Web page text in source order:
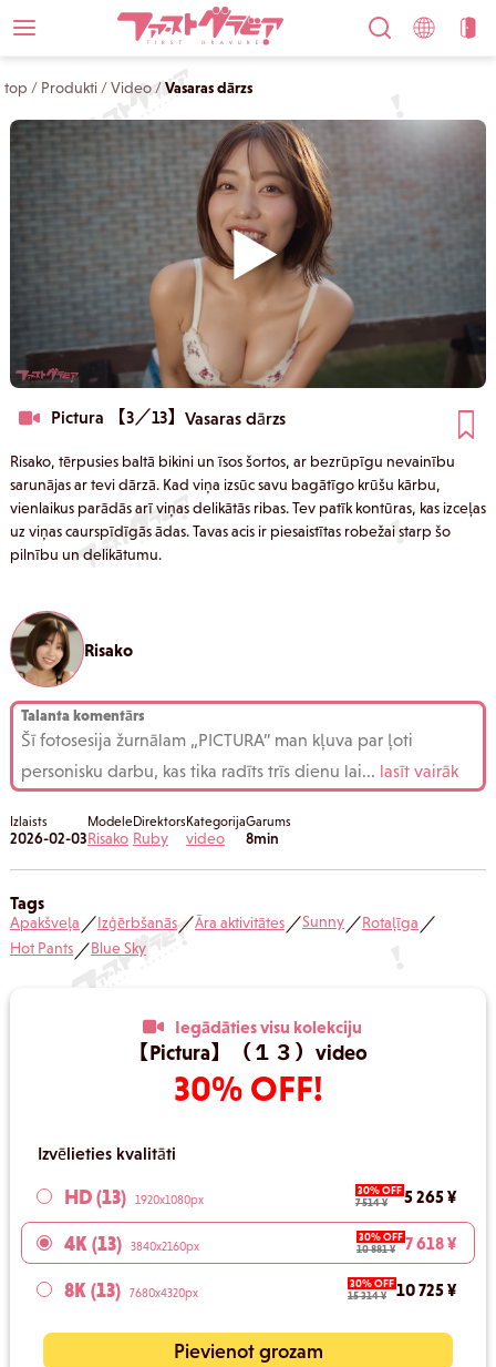
top / Produkti /Video/Vasaras dārzs
Pictura 【3／13】 Vasaras dārzs
Risako, tērpusies baltā bikini un īsos šortos, ar bezrūpīgu nevainību
sarunājas ar tevi dārzā. Kad viņa izsūc savu bagātīgo krūšu kārbu,
vienlaikus parādās arī viņas delikātās ribas. Tev patīk kontūras, kas izceļas
uz viņas caurspīdīgās ādas. Tavas acis ir piesaistītas robežai starp šo
pilnību un delikātumu.
Risako
Talanta komentārs
Šī fotosesija žurnālam „PICTURA” man kļuva par ļoti
personisku darbu, kas tika radīts trīs dienu lai... lasīt vairāk
Izlaists
2026-02-03
Modele
Risako
Direktors
Ruby
Kategorija
video
Garums
8min
Tags
Apakšveļa／Izģērbšanās／Āra aktivitātes／Sunny／Rotaļīga／
Hot Pants／Blue Sky
Iegādāties visu kolekciju
【Pictura】（１３）video
30% OFF!
Izvēlieties kvalitāti
HD (13) 1920x1080px
30% OFF
7 514 ¥
5 265 ¥
4K (13) 3840x2160px
30% OFF
10 881 ¥
7 618 ¥
8K (13) 7680x4320px
30% OFF
15 314 ¥
10 725 ¥
Pievienot grozam